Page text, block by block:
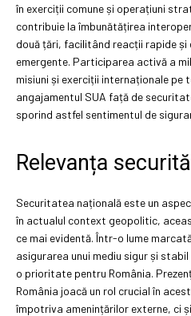
în exerciții comune și operațiuni
contribuie la îmbunătățirea
două țări, facilitând reacții rapide
emergente. Participarea activă a
misiuni și exerciții internaționale pe
angajamentul SUA față de
sporind astfel sentimentul de
Relevanța
Securitatea națională este un
în actualul context geopolitic,
ce mai evidentă. Într-o lume
asigurarea unui mediu sigur și
o prioritate pentru România.
România joacă un rol crucial în
împotriva amenințărilor externe, ci